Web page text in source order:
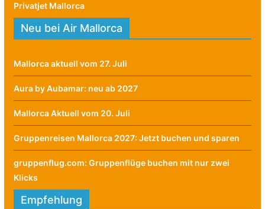
Privatjet Mallorca
Neu bei Air Mallorca
Mallorca aktuell vom 27. Juli
Aura by Aubamar: neu ab 2027
Mallorca Aktuell vom 20. Juli
Gruppenreisen Mallorca 2027: Jetzt buchen und sparen
gruppenflug.com: Gruppenflüge buchen mit nur zwei
Klicks
Empfehlung